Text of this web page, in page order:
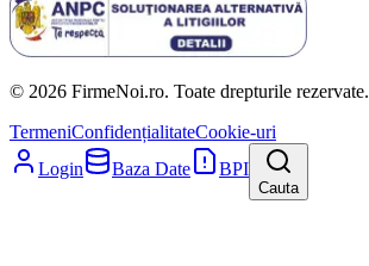
© 2026 FirmeNoi.ro. Toate drepturile rezervate.
TermeniConfidențialitateCookie-uri
Login
Baza Date BPI
Cauta